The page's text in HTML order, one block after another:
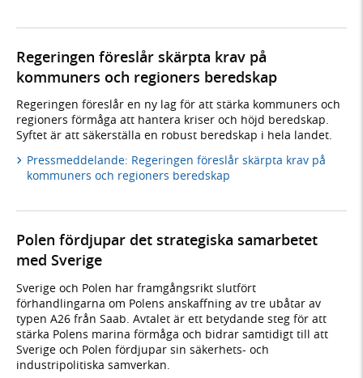
Regeringen föreslår skärpta krav på
kommuners och regioners beredskap
Regeringen föreslår en ny lag för att stärka kommuners och
regioners förmåga att hantera kriser och höjd beredskap.
Syftet är att säkerställa en robust beredskap i hela landet.
Pressmeddelande: Regeringen föreslår skärpta krav på
kommuners och regioners beredskap
Polen fördjupar det strategiska samarbetet
med Sverige
Sverige och Polen har framgångsrikt slutfört
förhandlingarna om Polens anskaffning av tre ubåtar av
typen A26 från Saab. Avtalet är ett betydande steg för att
stärka Polens marina förmåga och bidrar samtidigt till att
Sverige och Polen fördjupar sin säkerhets- och
industripolitiska samverkan.